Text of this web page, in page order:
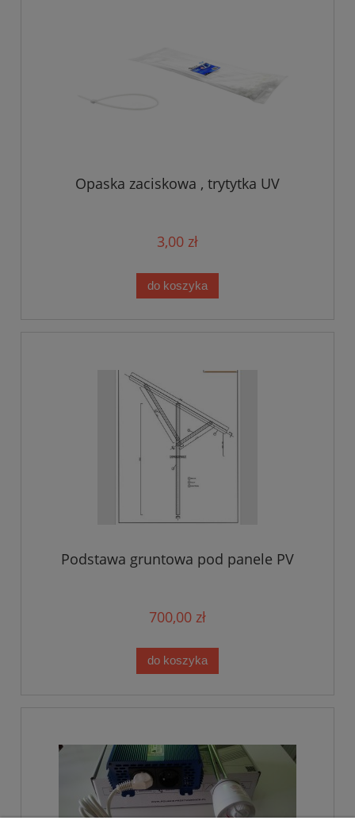
Opaska zaciskowa , trytytka UV
3,00 zł
do koszyka
Podstawa gruntowa pod panele PV
700,00 zł
do koszyka